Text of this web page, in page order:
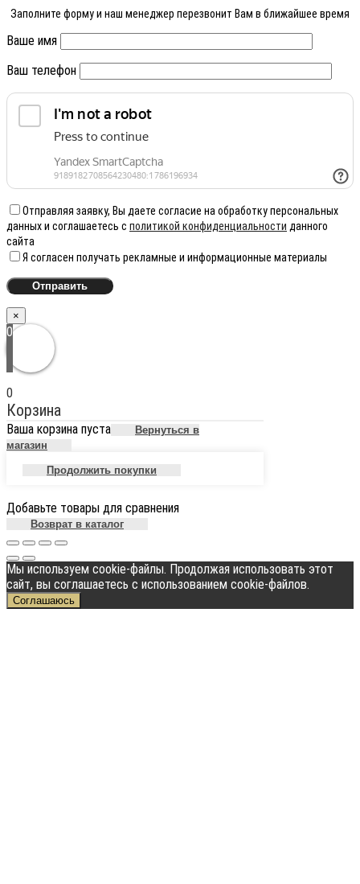
Заполните форму и наш менеджер перезвонит Вам в ближайшее время
Ваше имя
Ваш телефон
Отправляя заявку, Вы даете согласие на обработку персональных
данных и соглашаетесь с политикой конфиденциальности данного
сайта
Я согласен получать рекламные и информационные материалы
×
0
0
Корзина
Ваша корзина пуста
Вернуться в
магазин
Продолжить покупки
Добавьте товары для сравнения
Возврат в каталог
Мы используем cookie-файлы. Продолжая использовать этот
сайт, вы соглашаетесь с использованием cookie-файлов.
Соглашаюсь